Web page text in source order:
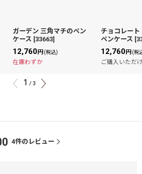
ガーデン 三角マチのペン
ケース [33663]
12,760円(税込)
在庫わずか
チョコレー
ペンケース [
12,760円(税
ご購入いただ
1 / 3
4件のレビュー